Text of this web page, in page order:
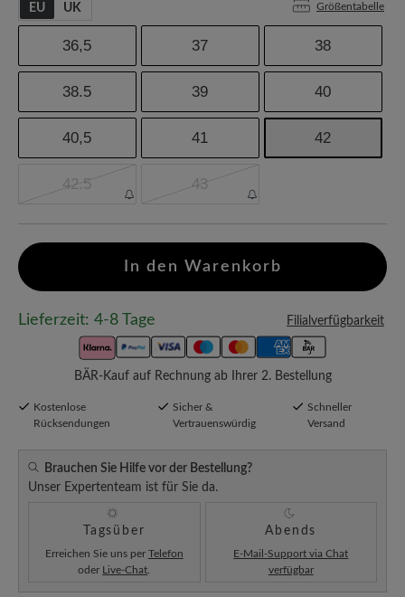
EU UK Größentabelle
36,5 37 38
38.5 39 40
40,5 41 42
42.5 43
In den Warenkorb
Lieferzeit: 4-8 Tage Filialverfügbarkeit
BÄR-Kauf auf Rechnung ab Ihrer 2. Bestellung
Kostenlose
Rücksendungen
Sicher &
Vertrauenswürdig
Schneller
Versand
Brauchen Sie Hilfe vor der Bestellung?
Unser Expertenteam ist für Sie da.
Tagsüber
Erreichen Sie uns per Telefon
oder Live-Chat
Abends
E-Mail-Support via Chat
verfügbar